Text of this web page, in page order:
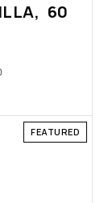
60
FEATURED